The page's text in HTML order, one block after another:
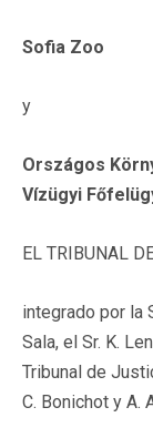
Sofia Zoo
y
Országos
Vízügyi
EL TRIBUNAL
integrado por la
Sala, el Sr. K.
Tribunal de
C. Bonichot y A.